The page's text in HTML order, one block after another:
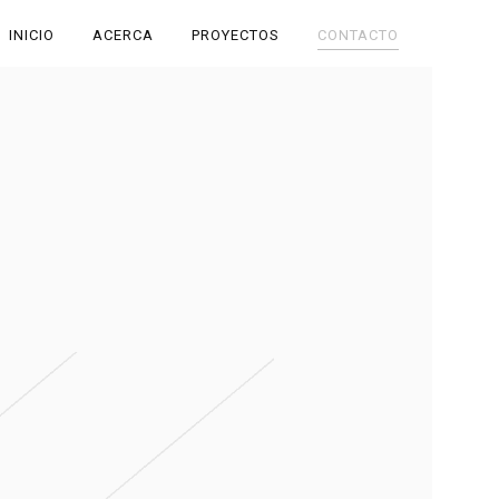
INICIO ACERCA PROYECTOS CONTACTO